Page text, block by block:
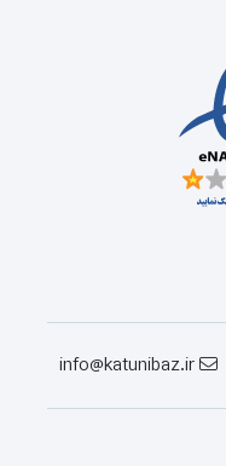
info@katunibaz.ir